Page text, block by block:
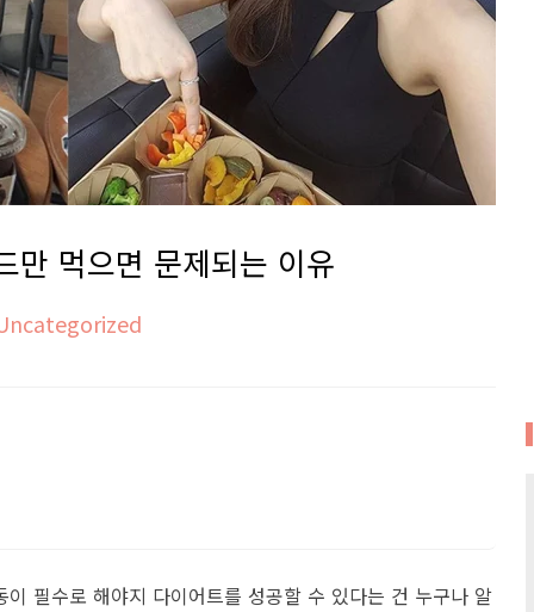
만 먹으면 문제되는 이유
필수로 해야지 다이어트를 성공할 수 있다는 건 누구나 알